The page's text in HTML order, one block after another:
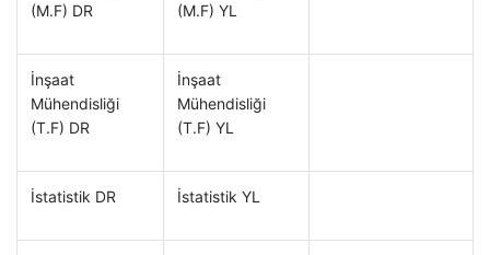
(M.F) DR
(M.F) YL
İnşaat
Mühendisliği
(T.F) DR
İnşaat
Mühendisliği
(T.F) YL
İstatistik DR İstatistik YL